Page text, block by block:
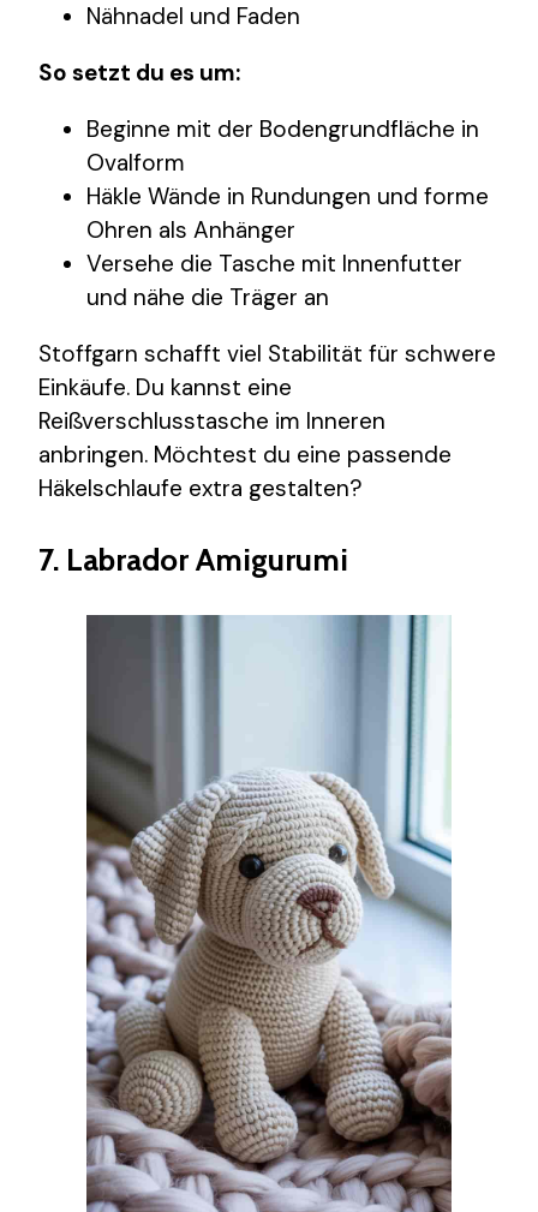
Nähnadel und Faden
So setzt du es um:
Beginne mit der Bodengrundfläche in
Ovalform
Häkle Wände in Rundungen und forme
Ohren als Anhänger
Versehe die Tasche mit Innenfutter
und nähe die Träger an
Stoffgarn schafft viel Stabilität für schwere
Einkäufe. Du kannst eine
Reißverschlusstasche im Inneren
anbringen. Möchtest du eine passende
Häkelschlaufe extra gestalten?
7. Labrador Amigurumi